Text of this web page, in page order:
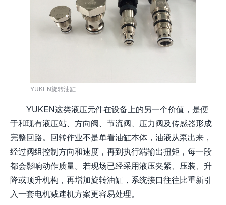
YUKEN旋转油缸
YUKEN这类液压元件在设备上的另一个价值，是便
于和现有液压站、方向阀、节流阀、压力阀及传感器形成
完整回路。回转作业不是单看油缸本体，油液从泵出来，
经过阀组控制方向和速度，再到执行端输出扭矩，每一段
都会影响动作质量。若现场已经采用液压夹紧、压装、升
降或顶升机构，再增加旋转油缸，系统接口往往比重新引
入一套电机减速机方案更容易处理。